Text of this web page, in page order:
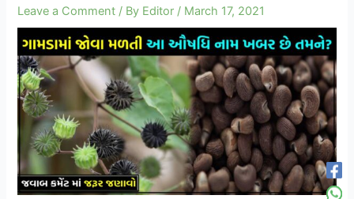
Leave a Comment / By Editor / March 17, 2021